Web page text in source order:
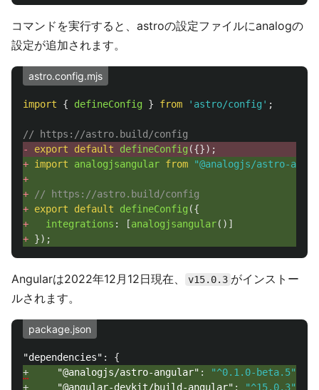
コマンドを実行すると、astroの設定ファイルにanalogの
設定が追加されます。
astro.config.mjs
import { defineConfig } from ' astro/config ' ;
// https://astro.build/config
- export default defineConfig ({});
+ import analogjsangular from "@analogjs/astro-
+
+
// https://astro.build/config
+ export default defineConfig ({
+
integrations : [analogjsangular()]
+ });
Angularは2022年12月12日現在、 v15.0.3 がインストー
ルされます。
package.json
"dependencies" :
{
+
"@analogjs/astro-angular" : "^0.1.0-beta.5"
+
"@angular-devkit/build-angular" : "^15.0.3"